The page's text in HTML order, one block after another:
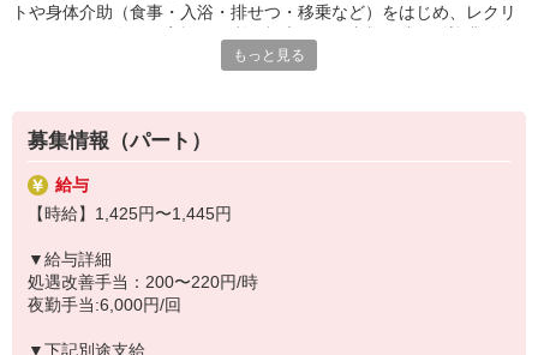
トや身体介助（食事・入浴・排せつ・移乗など）をはじめ、レクリ
ど幅広い業務を担当。チームで協力しながら、お客様の笑顔をつく
◆イベント企画も担当
お客様が楽しめるレクリエーションや季節のイベント、ゲームなど
を自分で企画・実施できます。アイデアを活かして「笑顔になれる
瞬間」をたくさん作れるのが魅力。お客様から「楽しかった」「ま
たやりたい」という声を直接聞けるやりがいのある仕事です。企画
◆未経験・無資格でも安心
「介護の仕事は初めて」「資格を持っていない」という方でも大丈
もっと見る
募集情報（パート）
給与
【時給】1,425円〜1,445円
▼給与詳細
処遇改善手当：200〜220円/時
夜勤手当:6,000円/回
▼下記別途支給